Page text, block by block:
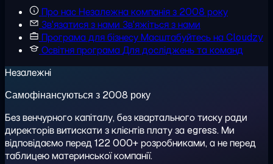
Про насНезалежна компанія з 2008 року
Зв'язатися з нами Зв'яжіться з нами
Програма для бізнесуМасштабуйтесь на Cloudzy
Освітня програмаДля досліджень та команд
Незалежні
Самофінансуються з 2008 року
Без венчурного капіталу, без квартального тиску ради
директорів витискати з клієнтів плату за egress. Ми
відповідаємо перед 122 000+ розробниками, а не перед
таблицею материнської компанії.